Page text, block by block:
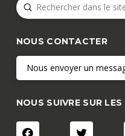
Search
Submit
NOUS CONTACTER
Nous envoyer un
NOUS SUIVRE SUR